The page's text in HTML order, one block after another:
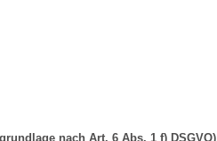
nach Art. 6 Abs. 1 f) DSGVO)